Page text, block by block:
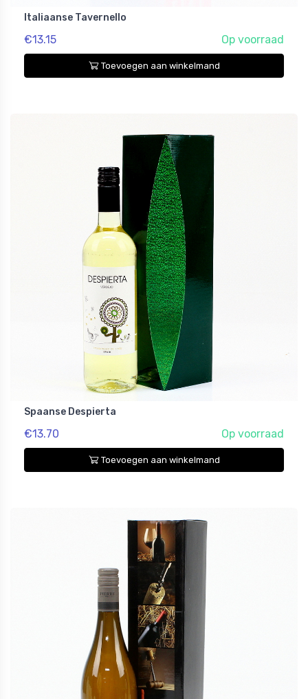
Italiaanse Tavernello
€13.15 Op voorraad
Toevoegen aan winkelmand
Spaanse Despierta
€13.70 Op voorraad
Toevoegen aan winkelmand